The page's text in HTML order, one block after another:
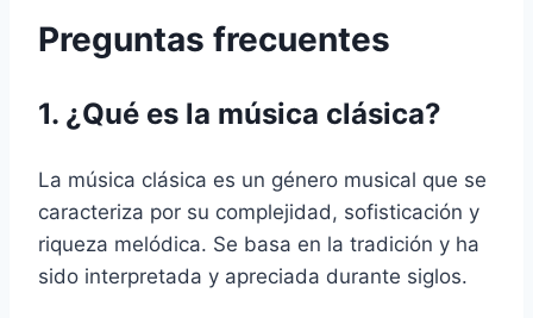
Preguntas frecuentes
1. ¿Qué es la música clásica?
La música clásica es un género musical que se
caracteriza por su complejidad, sofisticación y
riqueza melódica. Se basa en la tradición y ha
sido interpretada y apreciada durante siglos.